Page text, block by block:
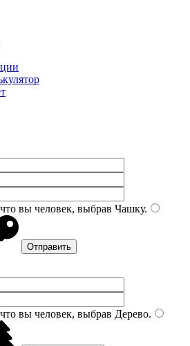
вы человек, выбрав Чашку.
вы человек, выбрав Дерево.